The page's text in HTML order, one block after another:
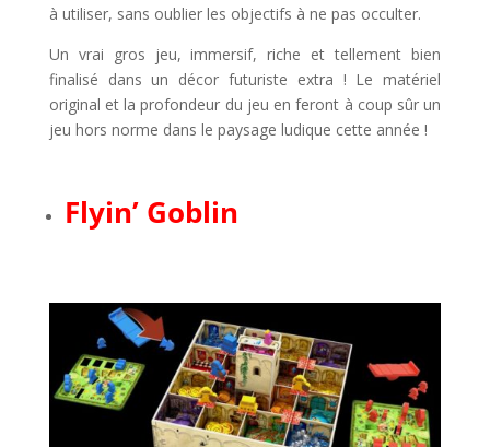
à utiliser, sans oublier les objectifs à ne pas occulter.
Un vrai gros jeu, immersif, riche et tellement bien
finalisé dans un décor futuriste extra ! Le matériel
original et la profondeur du jeu en feront à coup sûr un
jeu hors norme dans le paysage ludique cette année !
Flyin’ Goblin